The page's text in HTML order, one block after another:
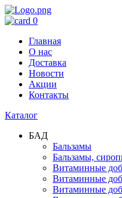
0
Главная
О нас
Доставка
Новости
Акции
Контакты
Каталог
БАД
Бальзамы
Бальзамы,
Витаминные
Витаминные
Витаминные